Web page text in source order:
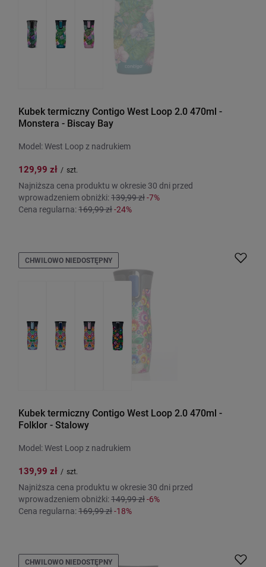
Kubek termiczny Contigo West Loop 2.0 470ml -
Monstera - Biscay Bay
Model: West Loop z nadrukiem
129,99 zł / szt.
Najniższa cena produktu w okresie 30 dni przed
wprowadzeniem obniżki:139,99 zł-7%
Cena regularna:169,99 zł-24%
CHWILOWO NIEDOSTĘPNY
Kubek termiczny Contigo West Loop 2.0 470ml -
Folklor - Stalowy
Model: West Loop z nadrukiem
139,99 zł / szt.
Najniższa cena produktu w okresie 30 dni przed
wprowadzeniem obniżki:149,99 zł-6%
Cena regularna:169,99 zł-18%
CHWILOWO NIEDOSTĘPNY